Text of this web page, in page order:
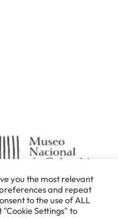
you the most relevant
and repeat
to the use of ALL
"Cookie Settings" to